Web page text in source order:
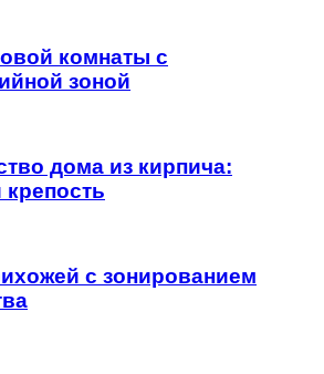
комнаты с
зоной
дома из кирпича:
с зонированием